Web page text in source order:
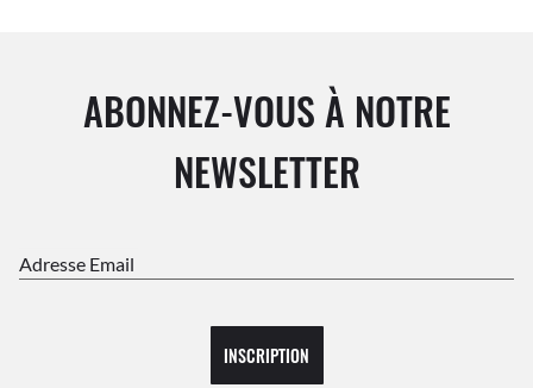
ABONNEZ-VOUS À NOTRE
NEWSLETTER
Adresse Email
INSCRIPTION